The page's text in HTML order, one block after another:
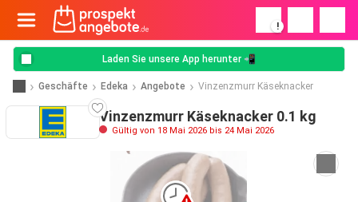
!
Laden Sie unsere App herunter 📲
Geschäfte Edeka Angebote Vinzenzmurr Käseknacker
Vinzenzmurr Käseknacker 0.1 kg
Gültig von 18 Mai 2026 bis 24 Mai 2026